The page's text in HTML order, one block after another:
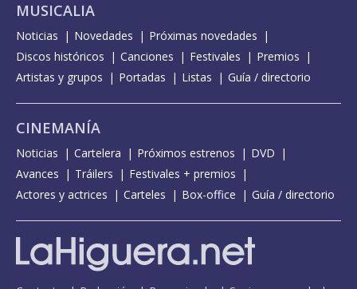
MUSICALIA
Noticias Novedades
Próximas novedades
Discos históricos
Canciones Festivales
Premios
Artistas y grupos
Portadas Listas Guía / directorio
CINEMANÍA
Noticias Cartelera Próximos estrenos
DVD
Avances
Tráilers
Festivales + premios
Actores y actrices
Carteles Box-office Guía / directorio